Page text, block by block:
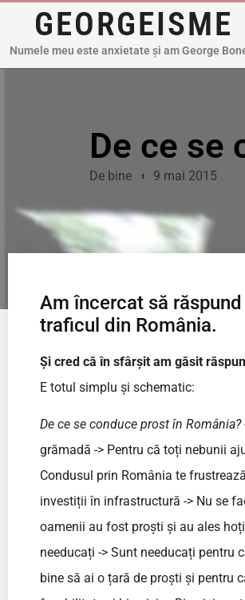
GEORGEISME
Numele meu este anxietate și am George
De ce se
De bine 9 mai 2015
Am încercat să
traficul din România.
Și cred că în sfârșit am găsit
E totul simplu și schematic:
De ce se conduce prost în România?
grămadă -> Pentru că toți nebunii
Condusul prin România te
investiții în infrastructură -> Nu se
oamenii au fost proști și au ales
needucați -> Sunt needucați pentru
bine să ai o țară de proști și pentru